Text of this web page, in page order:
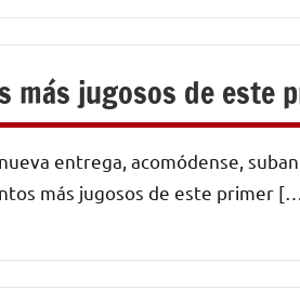
más jugosos de
entrega, acomódense,
más jugosos de este primer